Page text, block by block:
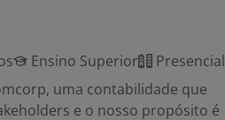
Ensino Superior
Presencial
uma contabilidade que
e o nosso propósito é